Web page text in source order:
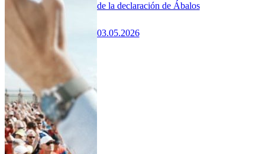
de la declaración de Ábalos
03.05.2026